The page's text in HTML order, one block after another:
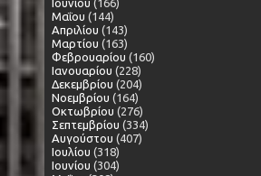
Ιουνίου (166)
Μαΐου (144)
Απριλίου (143)
Μαρτίου (163)
Φεβρουαρίου (160)
Ιανουαρίου (228)
Δεκεμβρίου (204)
Νοεμβρίου (164)
Οκτωβρίου (276)
Σεπτεμβρίου (334)
Αυγούστου (407)
Ιουλίου (318)
Ιουνίου (304)